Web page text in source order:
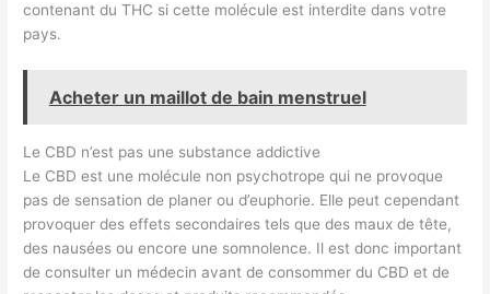
contenant du THC si cette molécule est interdite dans votre
pays.
Acheter un maillot de bain menstruel
Le CBD n’est pas une substance addictive
Le CBD est une molécule non psychotrope qui ne provoque
pas de sensation de planer ou d’euphorie. Elle peut cependant
provoquer des effets secondaires tels que des maux de tête,
des nausées ou encore une somnolence. Il est donc important
de consulter un médecin avant de consommer du CBD et de